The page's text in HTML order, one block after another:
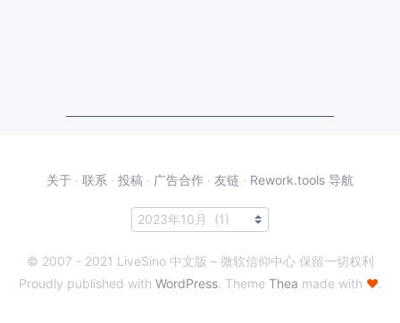
关于 · 联系 · 投稿 · 广告合作 · 友链 · Rework.tools 导航
© 2007 - 2021 LiveSino 中文版 – 微软信仰中心 保留一切权利
Proudly published with WordPress. Theme Thea made with ♥.